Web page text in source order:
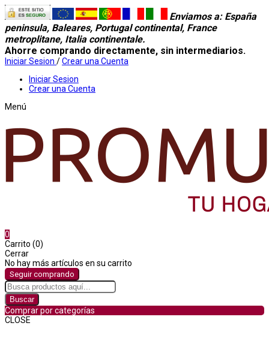
Enviamos a: España
peninsula, Baleares, Portugal continental, France
metroplitane, Italia continentale.
Ahorre comprando directamente, sin intermediarios.
Iniciar Sesion /Crear una Cuenta
Iniciar Sesion
Crear una Cuenta
Menú
0
Carrito (0)
Cerrar
No hay más artículos en su carrito
Seguir comprando
Buscar
Comprar por categorías
CLOSE